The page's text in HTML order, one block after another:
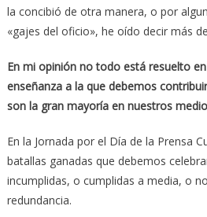
la concibió de otra manera, o por
«gajes del oficio», he oído decir más
En mi opinión no todo está resuelto
enseñanza a la que debemos
son la gran mayoría en nuestros
En la Jornada por el Día de la Prensa
batallas ganadas que debemos
incumplidas, o cumplidas a media, o
redundancia.